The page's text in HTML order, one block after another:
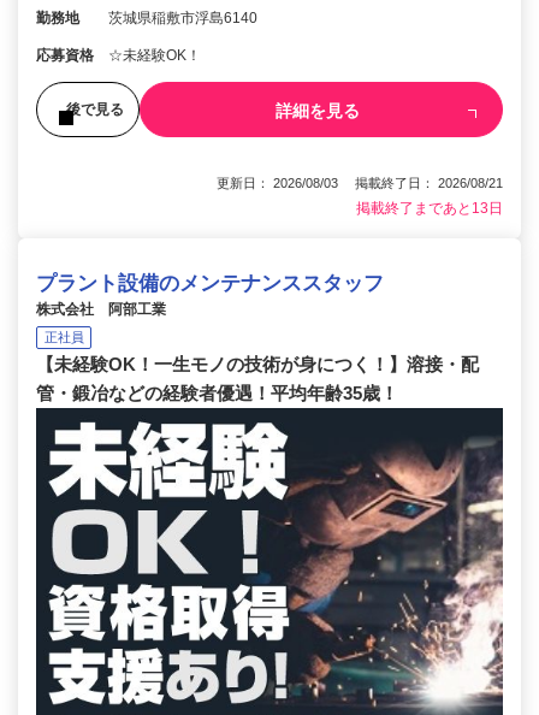
勤務地 茨城県稲敷市浮島6140
応募資格 ☆未経験OK！
後で見る 詳細を見る
更新日： 2026/08/03 掲載終了日： 2026/08/21
掲載終了まであと13日
プラント設備のメンテナンススタッフ
株式会社 阿部工業
正社員
【未経験OK！一生モノの技術が身につく！】溶接・配
管・鍛冶などの経験者優遇！平均年齢35歳！